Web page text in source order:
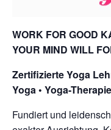
WORK FOR GOOD
YOUR MIND WILL
Zertifizierte Yoga
Yoga • Yoga-
Fundiert und